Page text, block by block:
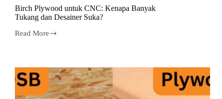
Birch Plywood untuk CNC: Kenapa Banyak
Tukang dan Desainer Suka?
Read More